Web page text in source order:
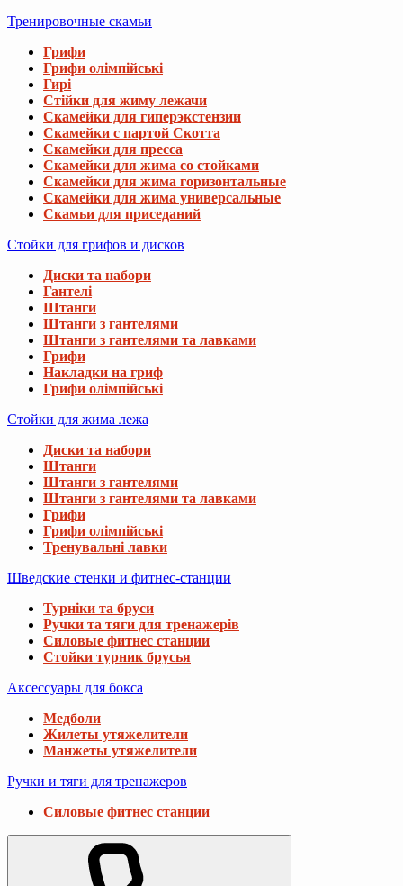
Тренировочные скамьи
Грифи
Грифи олімпійські
Гирі
Стійки для жиму лежачи
Скамейки для гиперэкстензии
Скамейки с партой Скотта
Скамейки для пресса
Скамейки для жима со стойками
Скамейки для жима горизонтальные
Скамейки для жима универсальные
Скамьи для приседаний
Стойки для грифов и дисков
Диски та набори
Гантелі
Штанги
Штанги з гантелями
Штанги з гантелями та лавками
Грифи
Накладки на гриф
Грифи олімпійські
Стойки для жима лежа
Диски та набори
Штанги
Штанги з гантелями
Штанги з гантелями та лавками
Грифи
Грифи олімпійські
Тренувальні лавки
Шведские стенки и фитнес-станции
Турніки та бруси
Ручки та тяги для тренажерів
Силовые фитнес станции
Стойки турник брусья
Аксессуары для бокса
Медболи
Жилеты утяжелители
Манжеты утяжелители
Ручки и тяги для тренажеров
Силовые фитнес станции